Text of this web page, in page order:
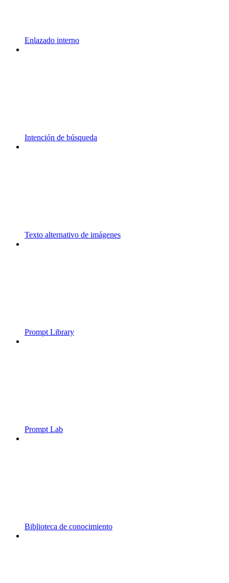
Enlazado interno
Intención de búsqueda
Texto alternativo de imágenes
Prompt Library
Prompt Lab
Biblioteca de conocimiento